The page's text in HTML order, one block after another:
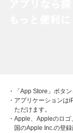
・「App Store」ボタ
・アプリケーション
ただけます。
・Apple、Appleのロ
国のApple Inc.の登録